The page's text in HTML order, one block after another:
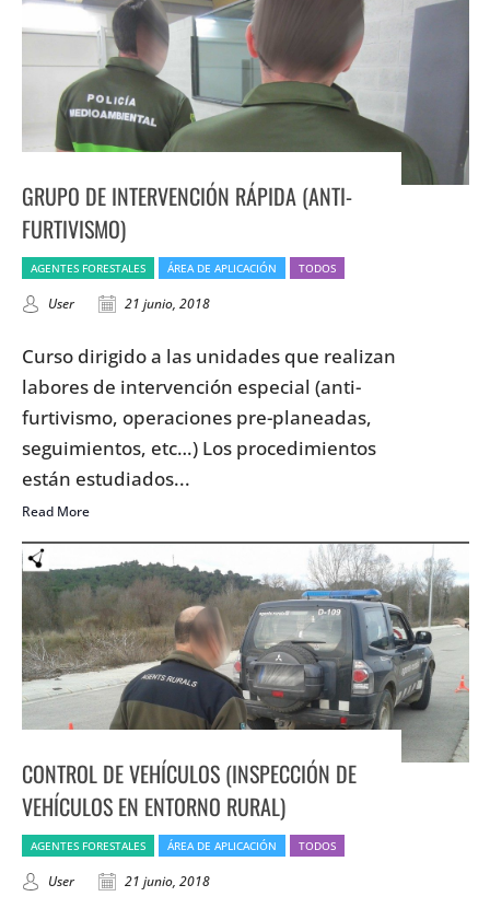
GRUPO DE INTERVENCIÓN RÁPIDA (ANTI-
FURTIVISMO)
AGENTES FORESTALES ÁREA DE APLICACIÓN TODOS
User 21 junio, 2018
Curso dirigido a las unidades que realizan
labores de intervención especial (anti-
furtivismo, operaciones pre-planeadas,
seguimientos, etc…) Los procedimientos
están estudiados...
Read More
CONTROL DE VEHÍCULOS (INSPECCIÓN DE
VEHÍCULOS EN ENTORNO RURAL)
AGENTES FORESTALES ÁREA DE APLICACIÓN TODOS
User 21 junio, 2018